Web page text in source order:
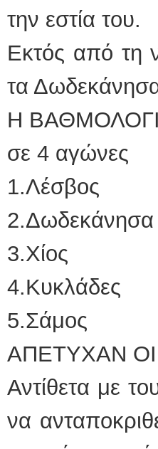
την εστία του.
Εκτός από τη
τα
Η
σε 4 αγώνες
3.Χίος
ΑΠΕΤΥΧΑΝ
Αντίθετα με
να